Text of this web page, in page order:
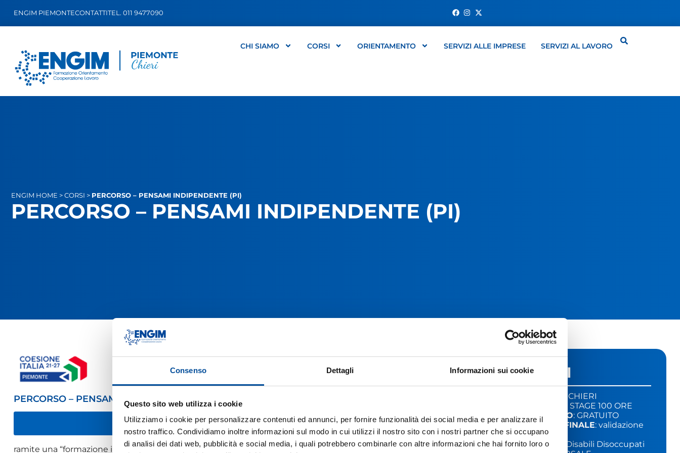
Consenso Dettagli Informazioni sui cookie
Questo sito web utilizza i cookie
Utilizziamo i cookie per personalizzare contenuti ed annunci, per fornire funzionalità dei social media e per analizzare il
nostro traffico. Condividiamo inoltre informazioni sul modo in cui utilizzi il nostro sito con i nostri partner che si occupano
di analisi dei dati web, pubblicità e social media, i quali potrebbero combinarle con altre informazioni che hai fornito loro o
ENGIM PIEMONTECONTATTITEL. 011 9477090
CHI SIAMO CORSI ORIENTAMENTO SERVIZI ALLE IMPRESE SERVIZI AL LAVORO
ENGIM HOME > CORSI > PERCORSO – PENSAMI INDIPENDENTE (PI)
PERCORSO – PENSAMI INDIPENDENTE (PI)
PERCORSO – PENSAMI INDIPENDENTE (PI)
PRE-ISCRIVITI O CONTATTACI
ramite una “formazione in situazione”, in contesti lavorativi reali, questi percorsi hanno l’obiettivo di favorire
INFO UTILI
: BONAFOUS CHIERI
: 120 ORE – STAGE 100 ORE
COSTO DEL CORSO: GRATUITO
CERTIFICAZIONE FINALE: validazione
competenze
A CHI È RIVOLTO
: Disabili Disoccupati